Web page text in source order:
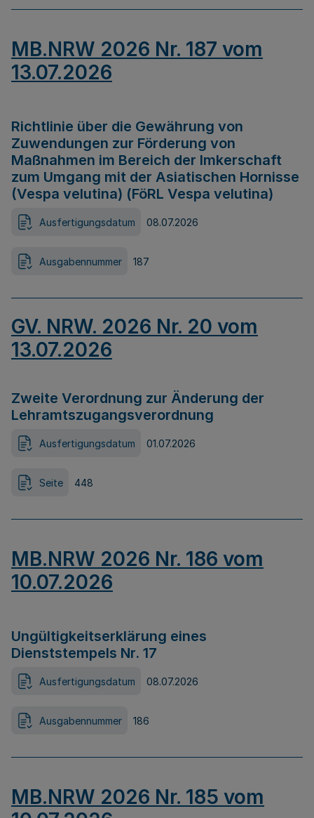
MB.NRW 2026 Nr. 187 vom
13.07.2026
Richtlinie über die Gewährung von
Zuwendungen zur Förderung von
Maßnahmen im Bereich der Imkerschaft
zum Umgang mit der Asiatischen Hornisse
(Vespa velutina) (FöRL Vespa velutina)
Ausfertigungsdatum 08.07.2026
Ausgabennummer 187
GV. NRW. 2026 Nr. 20 vom
13.07.2026
Zweite Verordnung zur Änderung der
Lehramtszugangsverordnung
Ausfertigungsdatum 01.07.2026
Seite 448
MB.NRW 2026 Nr. 186 vom
10.07.2026
Ungültigkeitserklärung eines
Dienststempels Nr. 17
Ausfertigungsdatum 08.07.2026
Ausgabennummer 186
MB.NRW 2026 Nr. 185 vom